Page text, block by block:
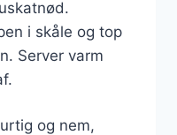
i skåle og top
Server varm
og nem,